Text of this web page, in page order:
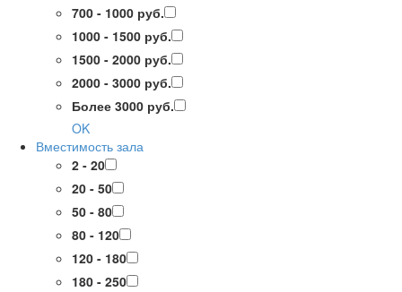
700 - 1000 руб.
1000 - 1500 руб.
1500 - 2000 руб.
2000 - 3000 руб.
Более 3000 руб.
OK
Вместимость зала
2 - 20
20 - 50
50 - 80
80 - 120
120 - 180
180 - 250